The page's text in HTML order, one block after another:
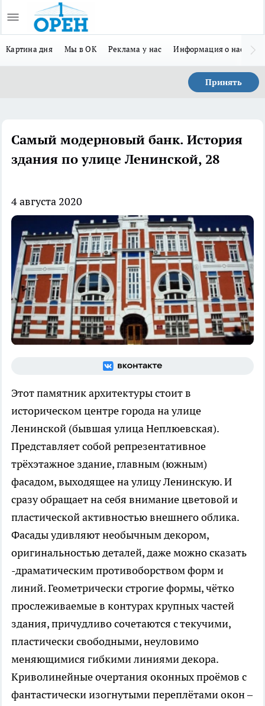
Картина дня Мы в ОК Реклама у нас Информация о нас
Принять
Самый модерновый банк. История
здания по улице Ленинской, 28
4 августа 2020
Этот памятник архитектуры стоит в
историческом центре города на улице
Ленинской (бывшая улица Неплюевская).
Представляет собой репрезентативное
трёхэтажное здание, главным (южным)
фасадом, выходящее на улицу Ленинскую. И
сразу обращает на себя внимание цветовой и
пластической активностью внешнего облика.
Фасады удивляют необычным декором,
оригинальностью деталей, даже можно сказать
-драматическим противоборством форм и
линий. Геометрически строгие формы, чётко
прослеживаемые в контурах крупных частей
здания, причудливо сочетаются с текучими,
пластически свободными, неуловимо
меняющимися гибкими линиями декора.
Криволинейные очертания оконных проёмов с
фантастически изогнутыми переплётами окон –